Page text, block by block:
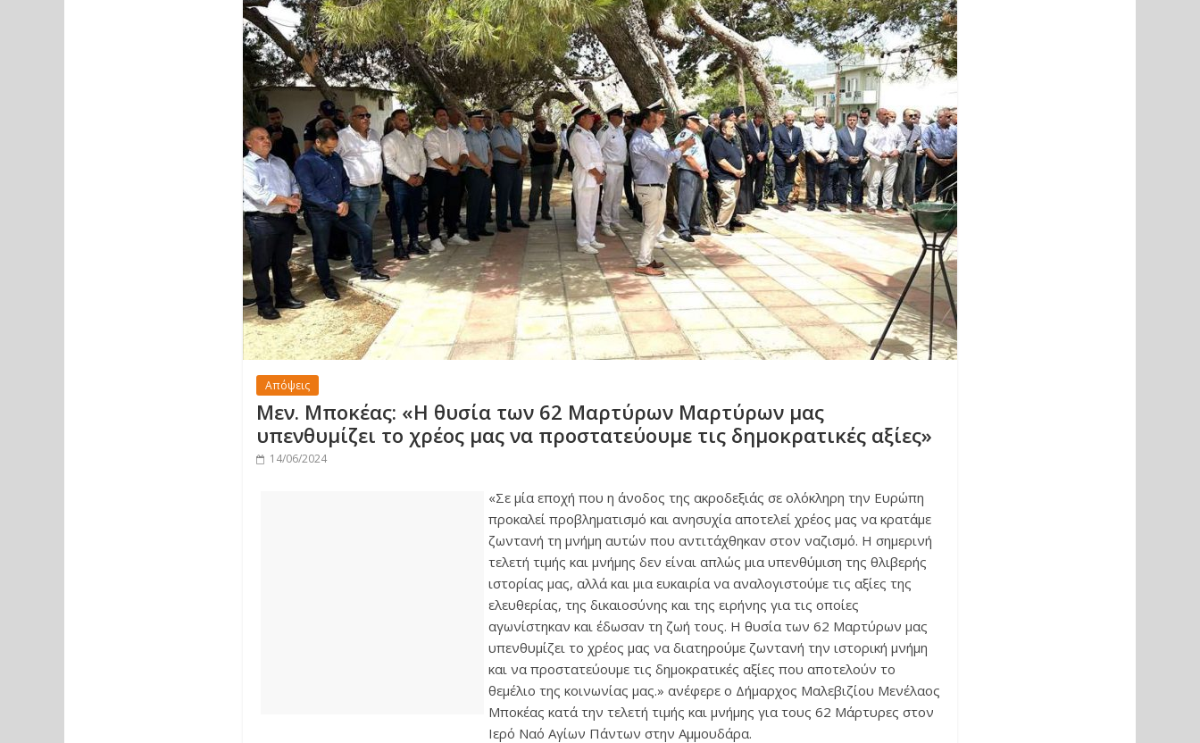
Απόψεις
Μεν. Μποκέας: «Η θυσία των 62 Μαρτύρων Μαρτύρων μας
υπενθυμίζει το χρέος μας να προστατεύουμε τις δημοκρατικές αξίες»
14/06/2024
«Σε μία εποχή που η άνοδος της ακροδεξιάς σε ολόκληρη την Ευρώπη
προκαλεί προβληματισμό και ανησυχία αποτελεί χρέος μας να κρατάμε
ζωντανή τη μνήμη αυτών που αντιτάχθηκαν στον ναζισμό. Η σημερινή
τελετή τιμής και μνήμης δεν είναι απλώς μια υπενθύμιση της θλιβερής
ιστορίας μας, αλλά και μια ευκαιρία να αναλογιστούμε τις αξίες της
ελευθερίας, της δικαιοσύνης και της ειρήνης για τις οποίες
αγωνίστηκαν και έδωσαν τη ζωή τους. Η θυσία των 62 Μαρτύρων μας
υπενθυμίζει το χρέος μας να διατηρούμε ζωντανή την ιστορική μνήμη
και να προστατεύουμε τις δημοκρατικές αξίες που αποτελούν το
θεμέλιο της κοινωνίας μας.» ανέφερε ο Δήμαρχος Μαλεβιζίου Μενέλαος
Μποκέας κατά την τελετή τιμής και μνήμης για τους 62 Μάρτυρες στον
Ιερό Ναό Αγίων Πάντων στην Αμμουδάρα.